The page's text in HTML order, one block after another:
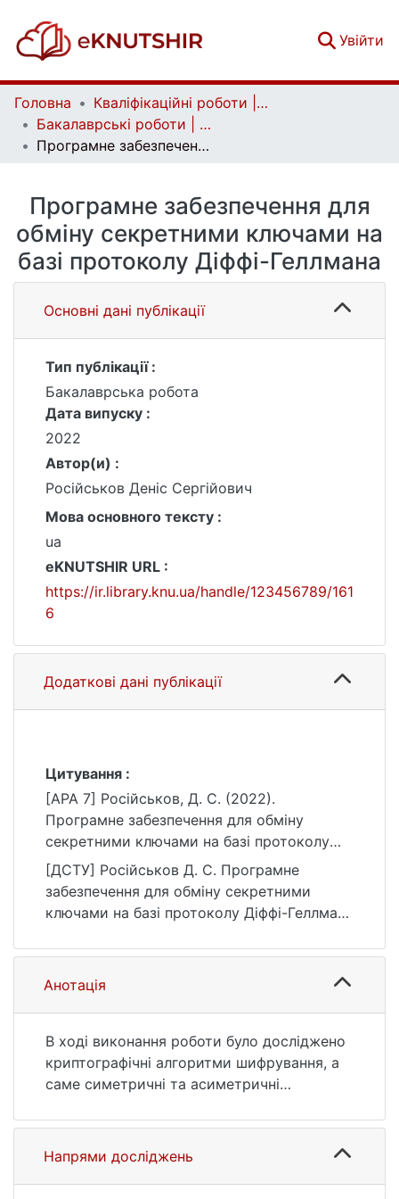
Увійти
Головна
Кваліфікаційні роботи | Qualifying works
Бакалаврські роботи | Bachelor theses
Програмне забезпечення для обміну секретними ключами на базі протоколу Діффі-Геллмана
Програмне забезпечення для
обміну секретними ключами на
базі протоколу Діффі-Геллмана
Основні дані публікації
Тип публікації :
Бакалаврська робота
Дата випуску :
2022
Автор(и) :
Російськов Деніс Сергійович
Мова основного тексту :
ua
eKNUTSHIR URL :
https://ir.library.knu.ua/handle/123456789/161
6
Додаткові дані публікації
Цитування :
[APA 7] Російськов, Д. С. (2022).
Програмне забезпечення для обміну
секретними ключами на базі протоколу
Діффі-Геллмана [Бакалаврська робота,
Київський національний університет імені
Тараса Шевченка]. eKNUTSHIR.
https://ir.library.knu.ua/handle/123456789/161
6
[ДСТУ] Російськов Д. С. Програмне
забезпечення для обміну секретними
ключами на базі протоколу Діффі-Геллмана
Інформаційні технології. Київ, 2022. 67 с.
URL:
https://ir.library.knu.ua/handle/123456789/161
Анотація
В ході виконання роботи було досліджено
криптографічні алгоритми шифрування, а
саме симетричні та асиметричні
основні переваги та недоліки, пов’язані з
особливостями їх використання. Також
розглянуто можливості компенсації
Напрями досліджень